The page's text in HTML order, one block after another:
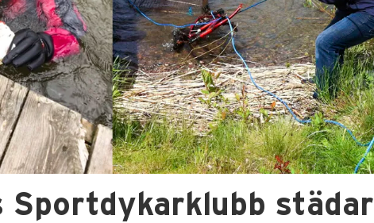
Sportdykarklubb städar